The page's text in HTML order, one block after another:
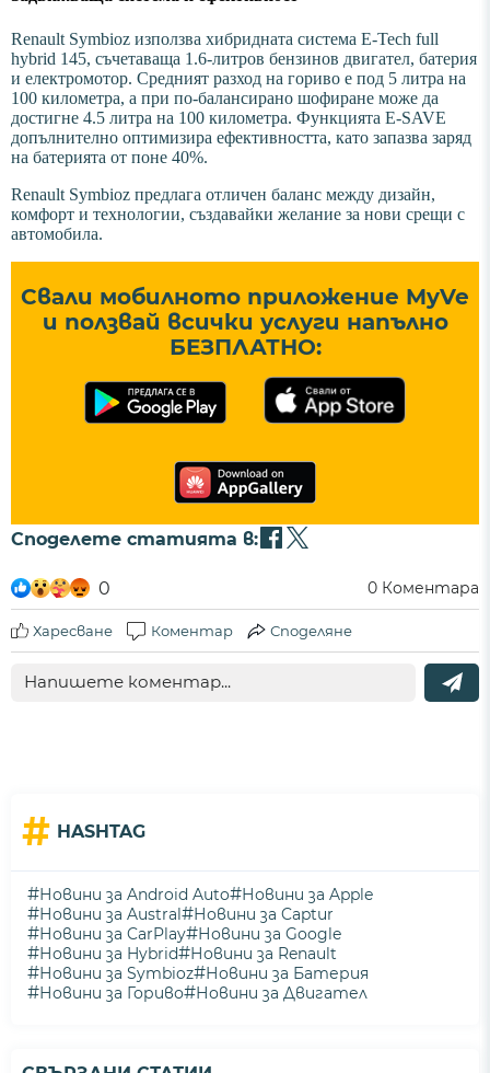
Renault Symbioz използва хибридната система E-Tech full
hybrid 145, съчетаваща 1.6-литров бензинов двигател, батерия
и електромотор. Средният разход на гориво е под 5 литра на
100 километра, а при по-балансирано шофиране може да
достигне 4.5 литра на 100 километра. Функцията E-SAVE
допълнително оптимизира ефективността, като запазва заряд
на батерията от поне 40%.
Renault Symbioz предлага отличен баланс между дизайн,
комфорт и технологии, създавайки желание за нови срещи с
автомобила.
Свали мобилното приложение MyVe
и ползвай всички услуги напълно
БЕЗПЛАТНО:
Споделете статията в:
0 0 Коментара
Харесване Коментар Споделяне
# HASHTAG
#Новини за Android Auto#Новини за Apple
#Новини за Austral#Новини за Captur
#Новини за CarPlay#Новини за Google
#Новини за Hybrid#Новини за Renault
#Новини за Symbioz#Новини за Батерия
#Новини за Гориво#Новини за Двигател